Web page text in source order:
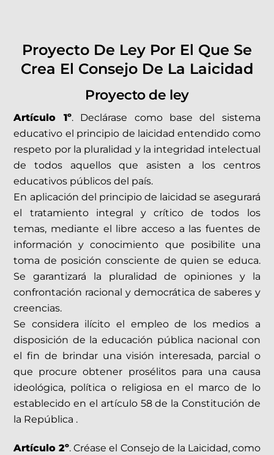
Proyecto De Ley Por El Que Se
Crea El Consejo De La Laicidad
Proyecto de ley
Artículo 1º. Declárase como base del sistema
educativo el principio de laicidad entendido como
respeto por la pluralidad y la integridad intelectual
de todos aquellos que asisten a los centros
educativos públicos del país.
En aplicación del principio de laicidad se asegurará
el tratamiento integral y crítico de todos los
temas, mediante el libre acceso a las fuentes de
información y conocimiento que posibilite una
toma de posición consciente de quien se educa.
Se garantizará la pluralidad de opiniones y la
confrontación racional y democrática de saberes y
creencias.
Se considera ilícito el empleo de los medios a
disposición de la educación pública nacional con
el fin de brindar una visión interesada, parcial o
que procure obtener prosélitos para una causa
ideológica, política o religiosa en el marco de lo
establecido en el artículo 58 de la Constitución de
la República .
Artículo 2º. Créase el Consejo de la Laicidad, como